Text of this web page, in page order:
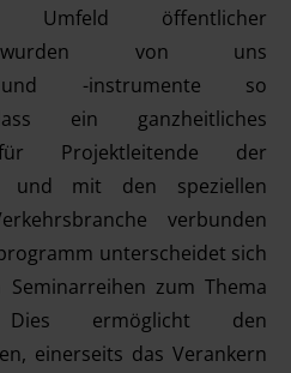
Umfeld öffentlicher
wurden von uns
und -instrumente so
ein ganzheitliches
für Projektleitende der
und mit den speziellen
verbunden
unterscheidet sich
zum Thema
Dies ermöglicht den
einerseits das Verankern